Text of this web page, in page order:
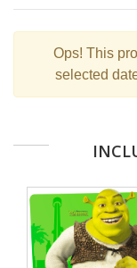
Ops! This
selected